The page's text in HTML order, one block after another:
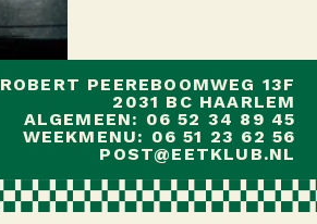
ROBERT PEEREBOOMWEG 13F
2031 BC HAARLEM
ALGEMEEN: 06 52 34 89 45
WEEKMENU: 06 51 23 62 56
POST@EETKLUB.NL